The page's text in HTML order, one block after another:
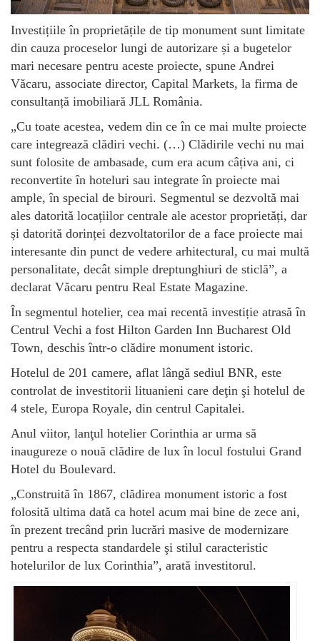
Investițiile în proprietățile de tip monument sunt limitate
din cauza proceselor lungi de autorizare și a bugetelor
mari necesare pentru aceste proiecte, spune Andrei
Văcaru, associate director, Capital Markets, la firma de
consultanță imobiliară JLL România.
„Cu toate acestea, vedem din ce în ce mai multe proiecte
care integrează clădiri vechi. (…) Clădirile vechi nu mai
sunt folosite de ambasade, cum era acum câțiva ani, ci
reconvertite în hoteluri sau integrate în proiecte mai
ample, în special de birouri. Segmentul se dezvoltă mai
ales datorită locațiilor centrale ale acestor proprietăți, dar
și datorită dorinței dezvoltatorilor de a face proiecte mai
interesante din punct de vedere arhitectural, cu mai multă
personalitate, decât simple dreptunghiuri de sticlă”, a
declarat Văcaru pentru Real Estate Magazine.
În segmentul hotelier, cea mai recentă investiție atrasă în
Centrul Vechi a fost Hilton Garden Inn Bucharest Old
Town, deschis într-o clădire monument istoric.
Hotelul de 201 camere, aflat lângă sediul BNR, este
controlat de investitorii lituanieni care deţin şi hotelul de
4 stele, Europa Royale, din centrul Capitalei.
Anul viitor, lanţul hotelier Corinthia ar urma să
inaugureze o nouă clădire de lux în locul fostului Grand
Hotel du Boulevard.
„Construită în 1867, clădirea monument istoric a fost
folosită ultima dată ca hotel acum mai bine de zece ani,
în prezent trecând prin lucrări masive de modernizare
pentru a respecta standardele şi stilul caracteristic
hotelurilor de lux Corinthia”, arată investitorul.